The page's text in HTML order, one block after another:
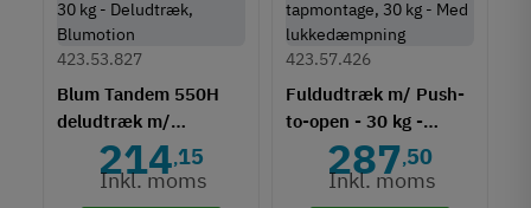
Blum Tandem 550H
deludtræk m/
Blumotion - 30 kg
423.53.827
214,15
Inkl. moms
Fuldudtræk m/ Push-
to-open - 30 kg -
tapmontage
423.57.426
287,50
Inkl. moms